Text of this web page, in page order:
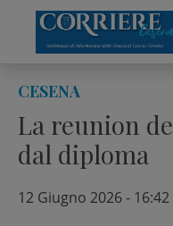
content
CESENA
La reunion
dal diploma
12 Giugno 2026 - 16:42